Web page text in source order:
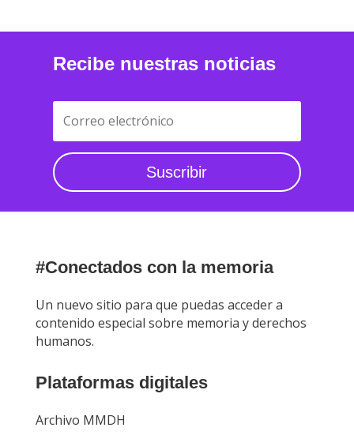
Recibe nuestras noticias
Suscribir
#Conectados con la memoria
Un nuevo sitio para que puedas acceder a
contenido especial sobre memoria y derechos
humanos.
Plataformas digitales
Archivo MMDH